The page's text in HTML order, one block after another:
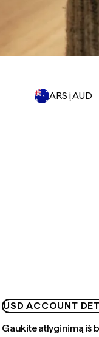
ARS į AUD
USD ACCOUNT
Gaukite atlyginimą iš